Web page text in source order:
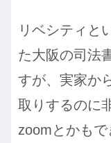
リベシティと
た大阪の司法
すが、実家か
取りするのに
zoomとかもで